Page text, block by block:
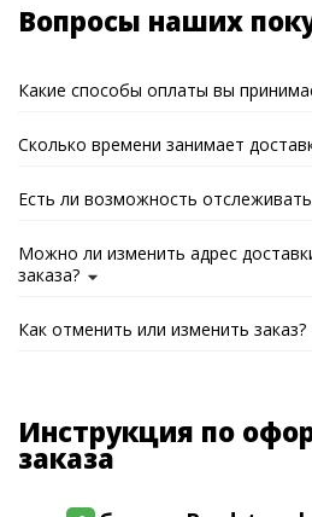
Вопросы наших
Какие способы оплаты вы
Сколько времени занимает
Есть ли возможность
Можно ли изменить адрес
заказа?
Как отменить или изменить заказ?
Инструкция по
заказа